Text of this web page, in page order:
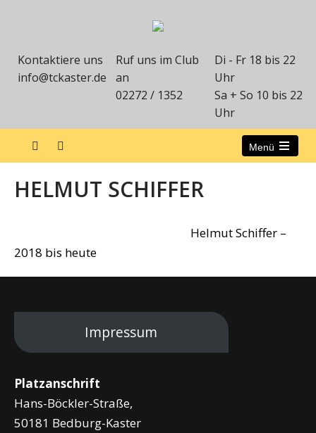
Kontaktiere uns
info@tckaster.de
Ruf uns im Club
an
02272 / 1352
Di - Fr 18 bis 22
Uhr
Sa + So 10 bis 22
Uhr
Menü
HELMUT SCHIFFER
Helmut Schiffer –
2018 bis heute
Impressum
Platzanschrift
Hans-Böckler-Straße,
50181 Bedburg-Kaster